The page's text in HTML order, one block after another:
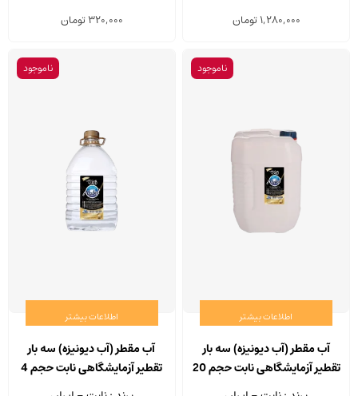
1,280,000تومان 320,000تومان
ناموجود
اطلاعات بیشتر
آب مقطر (آب دیونیزه) سه بار
تقطیر آزمایشگاهی نابت حجم 20
ناموجود
اطلاعات بیشتر
آب مقطر (آب دیونیزه) سه بار
تقطیر آزمایشگاهی نابت حجم 4